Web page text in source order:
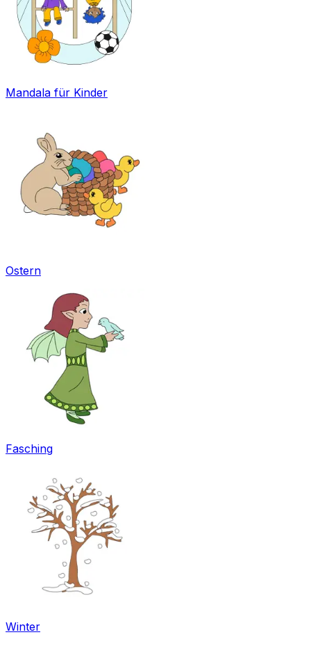
Mandala für Kinder
Ostern
Fasching
Winter